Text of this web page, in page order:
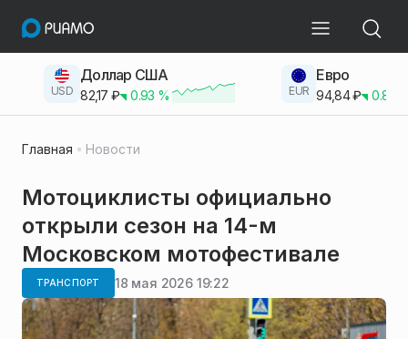
USD
Доллар США
82,17 ₽ 0.93 % EUR
Евро
94,84₽ 0.83
Главная Новости
Мотоциклисты официально
открыли сезон на 14-м
Московском мотофестивале
ТРАНСПОРТ 18 мая 2026 19:22